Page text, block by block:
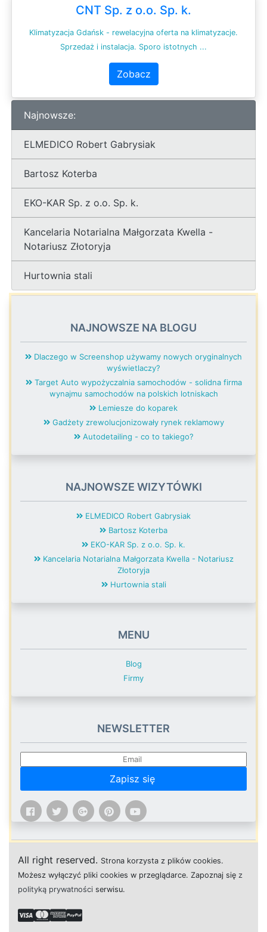
CNT Sp. z o.o. Sp. k.
Klimatyzacja Gdańsk - rewelacyjna oferta na klimatyzacje.
Sprzedaż i instalacja. Sporo istotnych ...
Zobacz
Najnowsze:
ELMEDICO Robert Gabrysiak
Bartosz Koterba
EKO-KAR Sp. z o.o. Sp. k.
Kancelaria Notarialna Małgorzata Kwella -
Notariusz Złotoryja
Hurtownia stali
NAJNOWSZE NA BLOGU
Dlaczego w Screenshop używamy nowych oryginalnych
wyświetlaczy?
Target Auto wypożyczalnia samochodów - solidna firma
wynajmu samochodów na polskich lotniskach
Lemiesze do koparek
Gadżety zrewolucjonizowały rynek reklamowy
Autodetailing - co to takiego?
NAJNOWSZE WIZYTÓWKI
ELMEDICO Robert Gabrysiak
Bartosz Koterba
EKO-KAR Sp. z o.o. Sp. k.
Kancelaria Notarialna Małgorzata Kwella - Notariusz
Złotoryja
Hurtownia stali
MENU
Blog
Firmy
NEWSLETTER
Zapisz się
All right reserved. Strona korzysta z plików cookies.
Możesz wyłączyć pliki cookies w przeglądarce. Zapoznaj się z
polityką prywatności serwisu.